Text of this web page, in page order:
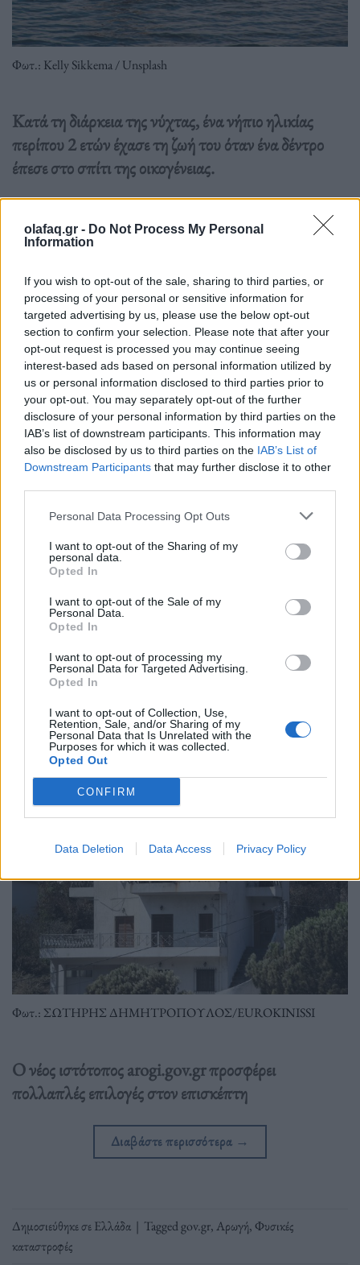
olafaq.gr - Do Not Process My Personal
Information
If you wish to opt-out of the sale, sharing to third parties, or
processing of your personal or sensitive information for
targeted advertising by us, please use the below opt-out
section to confirm your selection. Please note that after your
opt-out request is processed you may continue seeing
interest-based ads based on personal information utilized by
us or personal information disclosed to third parties prior to
your opt-out. You may separately opt-out of the further
disclosure of your personal information by third parties on the
IAB’s list of downstream participants. This information may
also be disclosed by us to third parties on the IAB’s List of
Downstream Participants that may further disclose it to other
Personal Data Processing Opt Outs
I want to opt-out of the Sharing of my
personal data.
Opted In
I want to opt-out of the Sale of my
Personal Data.
Opted In
I want to opt-out of processing my
Personal Data for Targeted Advertising.
Opted In
I want to opt-out of Collection, Use,
Retention, Sale, and/or Sharing of my
Personal Data that Is Unrelated with the
Purposes for which it was collected.
Opted Out
CONFIRM
Data Deletion Data Access Privacy Policy
Φωτ.: Kelly Sikkema / Unsplash
Κατά τη διάρκεια της νύχτας, ένα νήπιο ηλικίας
περίπου 2 ετών έχασε τη ζωή του όταν ένα δέντρο
έπεσε στο σπίτι της οικογένειας.
Δημοσιεύθηκε σεΔιεθνή|TaggedΗΠΑ,Καλιφόρνια,Καταιγίδες
Ρεύμα,σκοτωθηκαν,Φυσικές καταστροφές
Εφημερίδα
Εξυπηρέτηση των πληγέντων από φυσικές καταστροφές
μέσω του νέου site της κρατικής «Αρωγής»
Ο νέος ιστότοπος arogi.gov.gr προσφέρει
30.09.2022
Φωτ.: ΣΩΤΗΡΗΣ ΔΗΜΗΤΡΟΠΟΥΛΟΣ/EUROKINISSI
Ο νέος ιστότοπος arogi.gov.gr προσφέρει
πολλαπλές επιλογές στον επισκέπτη
Διαβάστε περισσότερα →
Δημοσιεύθηκε σεΕλλάδα | Taggedgov.gr,Αρωγή, Φυσικές
καταστροφές